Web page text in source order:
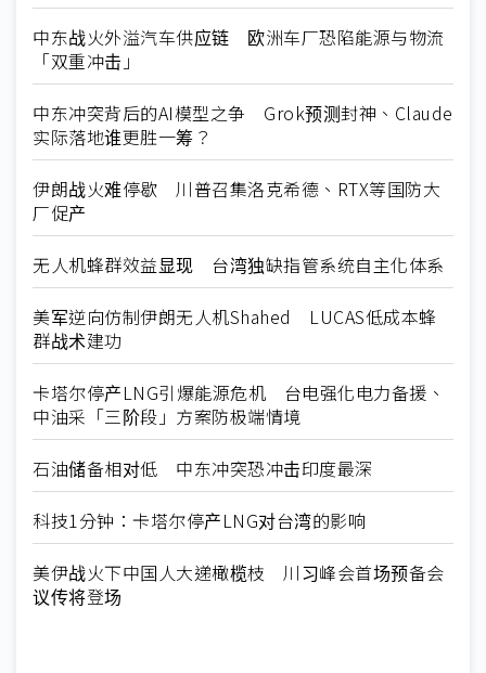
中东战火外溢汽车供应链 欧洲车厂恐陷能源与物流
「双重冲击」
中东冲突背后的AI模型之争 Grok预测封神、Claude
实际落地谁更胜一筹？
伊朗战火难停歇 川普召集洛克希德、RTX等国防大
厂促产
无人机蜂群效益显现 台湾独缺指管系统自主化体系
美军逆向仿制伊朗无人机Shahed LUCAS低成本蜂
群战术建功
卡塔尔停产LNG引爆能源危机 台电强化电力备援、
中油采「三阶段」方案防极端情境
石油储备相对低 中东冲突恐冲击印度最深
科技1分钟：卡塔尔停产LNG对台湾的影响
美伊战火下中国人大递橄榄枝 川习峰会首场预备会
议传将登场